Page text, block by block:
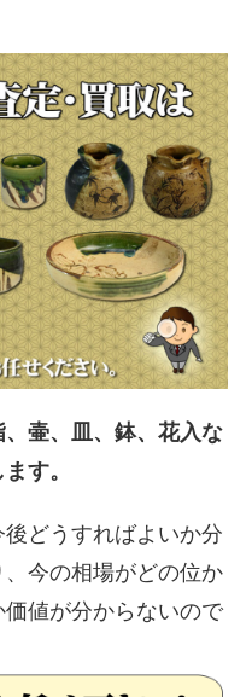
壷、皿、鉢、花入な
す。
後どうすればよいか分
今の相場がどの位か
値が分からないので